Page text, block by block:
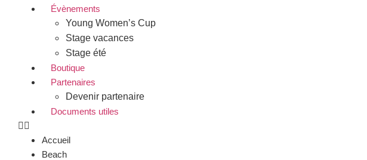
Évènements
Young Women’s Cup
Stage vacances
Stage été
Boutique
Partenaires
Devenir partenaire
Documents utiles
Accueil
Beach